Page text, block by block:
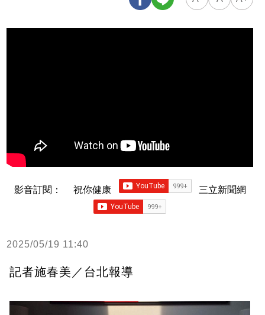
影音訂閱： 祝你健康 三立新聞網
2025/05/19 11:40
記者施春美／台北報導